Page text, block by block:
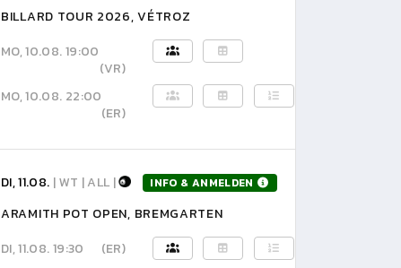
BILLARD TOUR 2026, VÉTROZ
MO, 10.08. 19:00
(VR)
MO, 10.08. 22:00
(ER)
DI, 11.08. | WT | ALL | INFO & ANMELDEN
ARAMITH POT OPEN, BREMGARTEN
DI, 11.08. 19:30
(ER)